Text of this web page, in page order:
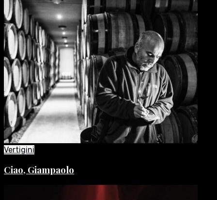
Vertigini
Ciao, Giampaolo